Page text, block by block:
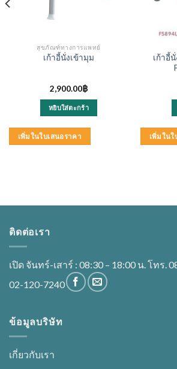
สุขภัณฑ์ทางการแพทย์
เก้าอี้นั่งเข้ามุม
2,900.00฿
หยิบใส่ตะกร้า
เพิ่มในใบเสนอราคา
เก้าอี้
เพิ่มในใ
ติดต่อเรา
เปิด จันทร์-เสาร์ : 08:30 – 18:00 น. โทร.
02-120-7240
ข้อมูลบริษัท
เกี่ยวกับเรา